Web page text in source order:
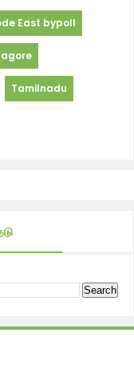
East bypoll
Tamilnadu